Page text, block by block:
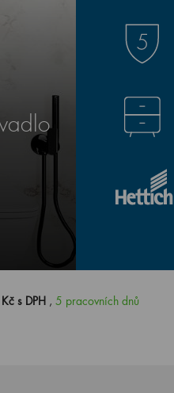
s DPH ,5 pracovních dnů